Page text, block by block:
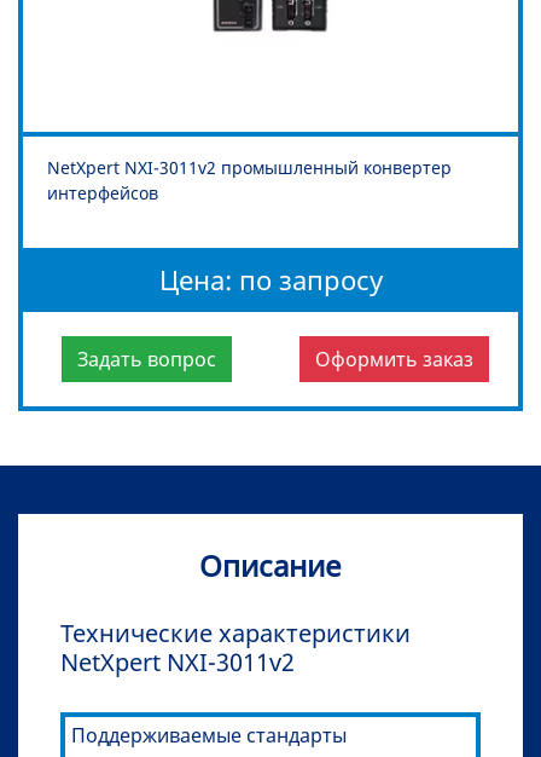
NetXpert NXI-3011v2 промышленный конвертер
интерфейсов
Цена: по запросу
Задать вопрос Оформить заказ
Описание
Технические характеристики
NetXpert NXI-3011v2
Поддерживаемые стандарты